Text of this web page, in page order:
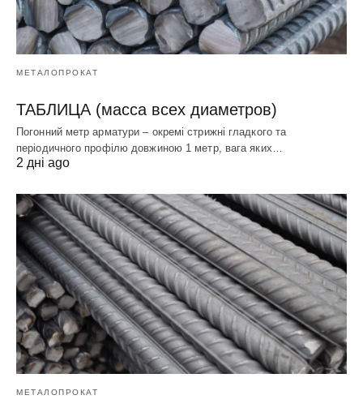
МЕТАЛОПРОКАТ
ТАБЛИЦА (масса всех диаметров)
Погонний метр арматури – окремі стрижні гладкого та
періодичного профілю довжиною 1 метр, вага яких…
2 дні ago
МЕТАЛОПРОКАТ